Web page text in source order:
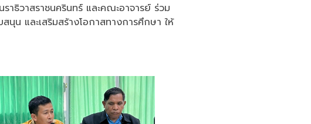
ธิวาสราชนครินทร์ และคณะอาจารย์ ร่วม
นุน และเสริมสร้างโอกาสทางการศึกษา ให้